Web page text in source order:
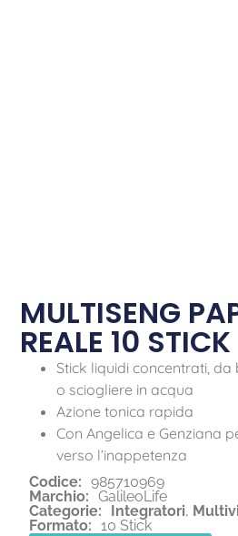
MULTISENG
REALE 10 STICK
Stick liquidi concentrati,
o sciogliere in acqua
Azione tonica rapida
Con Angelica e Genziana
verso l’inappetenza
Codice: 985710969
Marchio: GalileoLife
Categorie:
Integratori,
Formato: 10 Stick